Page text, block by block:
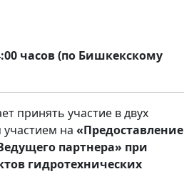
часов (по Бишкекскому
принять участие в двух
на «Предоставление
партнера» при
гидротехнических